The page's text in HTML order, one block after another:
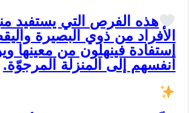
هذه الفرص التي يستفيد
الأفراد من ذوي البصيرة
استفادة فينهلون من معينها
أنفسهم إلى المنزلة المرجوّة.